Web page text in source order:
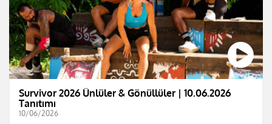
Survivor 2026 Ünlüler & Gönüllüler | 10.06.2026
Tanıtımı
10/06/2026